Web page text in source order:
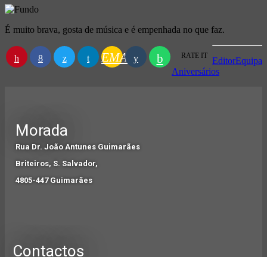
É muito brava, gosta de música e é empenhada no que faz.
EMAIL RATE IT EditorEquipa
Aniversários
Morada
Rua Dr. João Antunes Guimarães
Briteiros, S. Salvador,
4805-447 Guimarães
Contactos